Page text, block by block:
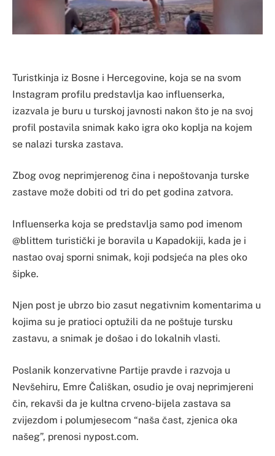
Turistkinja iz Bosne i Hercegovine, koja se na svom
Instagram profilu predstavlja kao influenserka,
izazvala je buru u turskoj javnosti nakon što je na svoj
profil postavila snimak kako igra oko koplja na kojem
se nalazi turska zastava.
Zbog ovog neprimjerenog čina i nepoštovanja turske
zastave može dobiti od tri do pet godina zatvora.
Influenserka koja se predstavlja samo pod imenom
@blittem turistički je boravila u Kapadokiji, kada je i
nastao ovaj sporni snimak, koji podsjeća na ples oko
šipke.
Njen post je ubrzo bio zasut negativnim komentarima u
kojima su je pratioci optužili da ne poštuje tursku
zastavu, a snimak je došao i do lokalnih vlasti.
Poslanik konzervativne Partije pravde i razvoja u
Nevšehiru, Emre Čališkan, osudio je ovaj neprimjereni
čin, rekavši da je kultna crveno-bijela zastava sa
zvijezdom i polumjesecom “naša čast, zjenica oka
našeg”, prenosi nypost.com.